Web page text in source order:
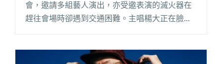
會，邀請多組藝人演出，亦受邀表演的滅火器在
趕往會場時卻遇到交通困難。主唱楊大正在臉書
上發文抱怨，指稱藝人專用車道被民眾佔據，向
煙火，誰理你們？」事後，台閱讀全文 "滅火器